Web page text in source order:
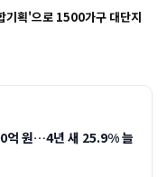
기획'으로 1500가구 대단지
억 원…4년 새 25.9% 늘